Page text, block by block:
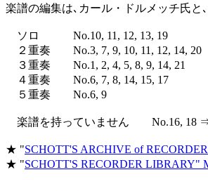
楽譜の編集は､カール・ドルメッチ氏と
ソロ No.10, 11, 12, 13, 19
２重奏 No.3, 7, 9, 10, 11, 12, 14, 20
３重奏 No.1, 2, 4, 5, 8, 9, 14, 21
４重奏 No.6, 7, 8, 14, 15, 17
５重奏 No.6, 9
楽譜を持っていません No.16, 18 ⇒
★ "SCHOTT'S ARCHIVE of
★ "SCHOTT'S RECORDER LIBRARY"